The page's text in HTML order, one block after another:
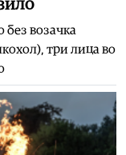
без возачка
три лица во